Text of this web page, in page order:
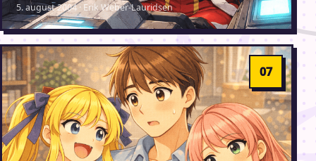
5. august 2004 · Erik Weber-Lauridsen